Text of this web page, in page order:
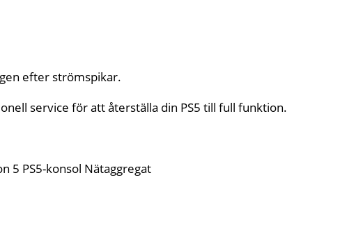
efter strömspikar.
service för att återställa din PS5 till full funktion.
5 PS5-konsol Nätaggregat